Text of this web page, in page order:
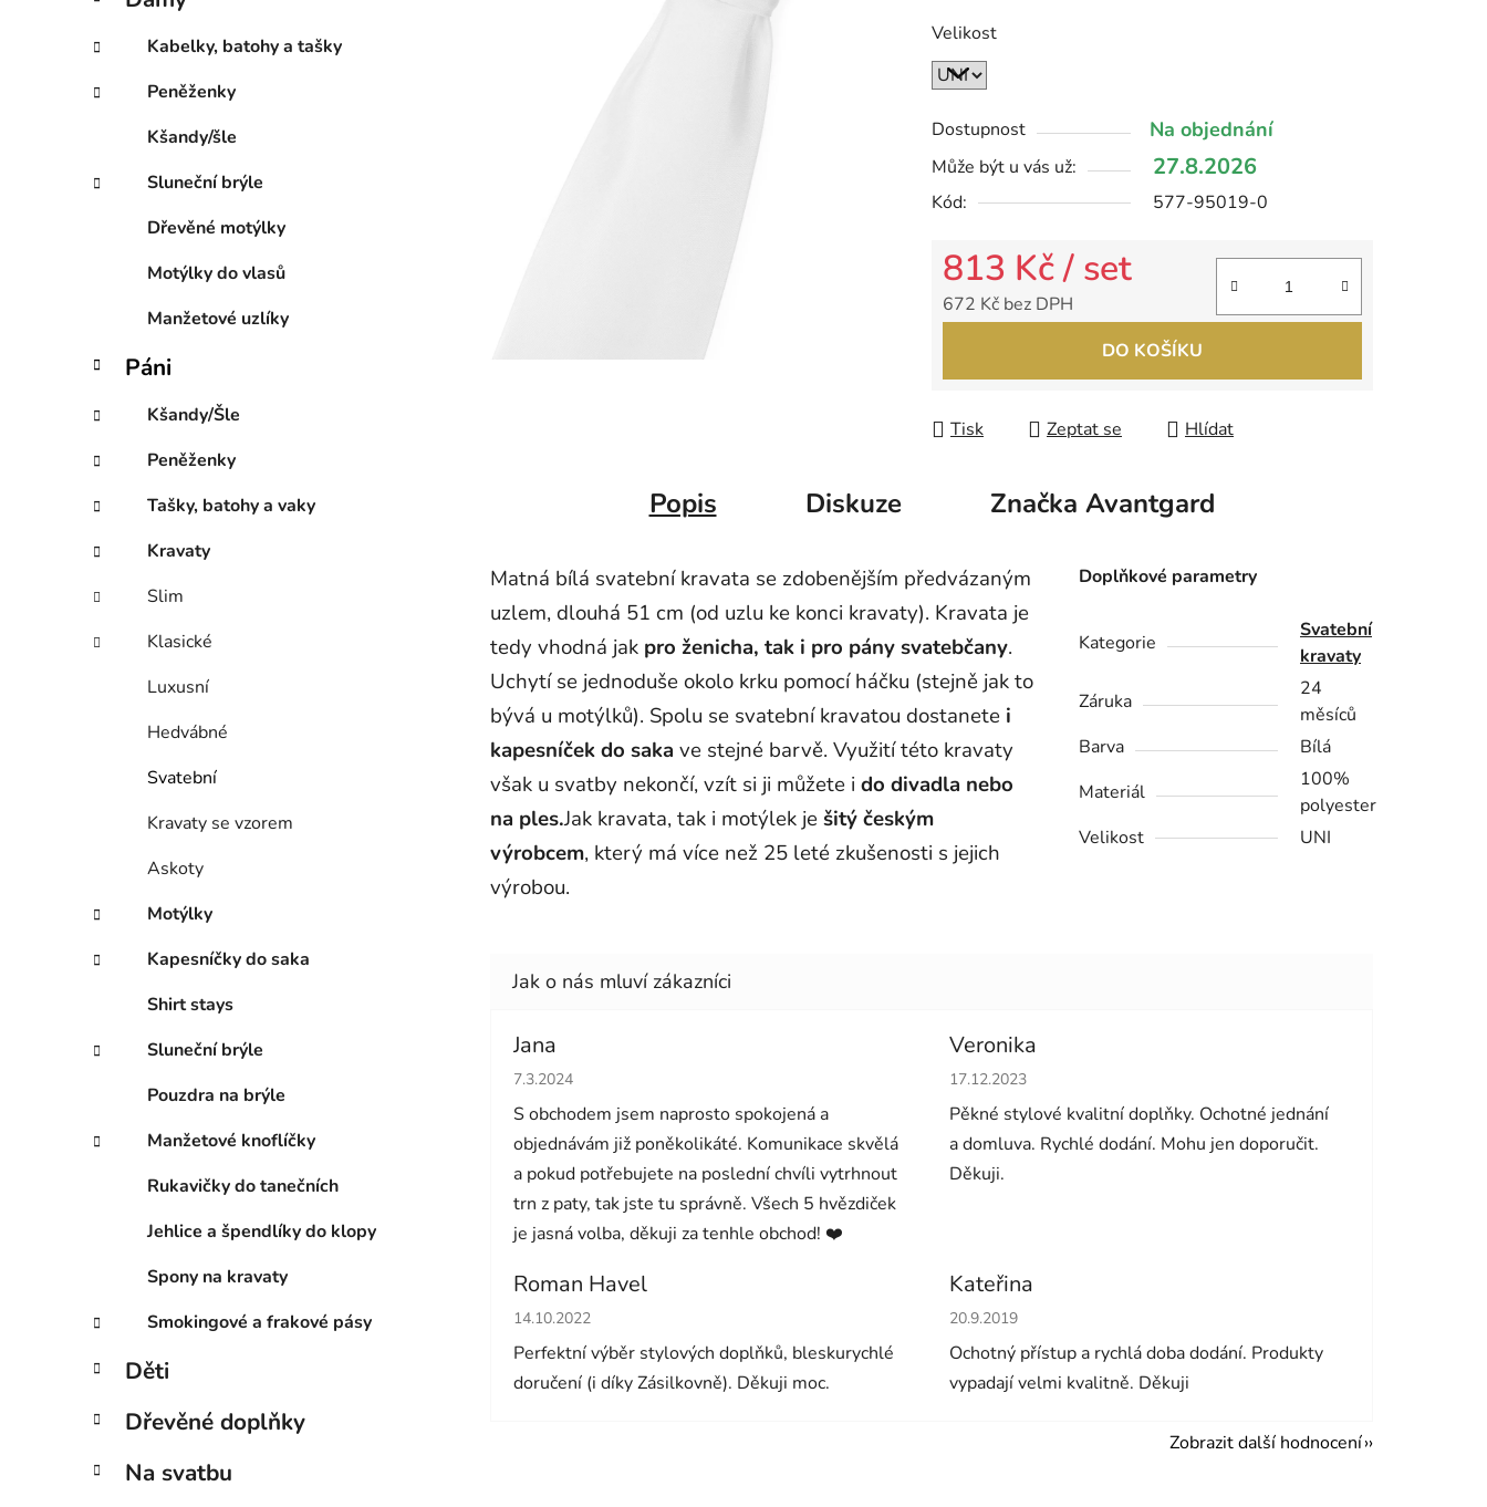
p
a
e
e
o
i
Kabelky, batohy a tašky
Peněženky
Kšandy/šle
Sluneční brýle
Dřevěné motýlky
Motýlky do vlasů
Manžetové uzlíky
Páni
Kšandy/Šle
Peněženky
Tašky, batohy a vaky
Kravaty
Slim
Klasické
Luxusní
Hedvábné
Svatební
Kravaty se vzorem
Askoty
Motýlky
Kapesníčky do saka
Shirt stays
Sluneční brýle
Pouzdra na brýle
Manžetové knoflíčky
Rukavičky do tanečních
Jehlice a špendlíky do klopy
Spony na kravaty
Smokingové a frakové pásy
Děti
Dřevěné doplňky
Na svatbu
5
hvězdiček.
Velikost
Dostupnost Na objednání
Může být u vás už: 27.8.2026
Kód: 577-95019-0
813 Kč/ set
672 Kč bez DPH
DO KOŠÍKU
Tisk Zeptat se Hlídat
Popis Diskuze Značka Avantgard
Matná bílá svatební kravata se zdobenějším předvázaným
uzlem, dlouhá 51 cm (od uzlu ke konci kravaty). Kravata je
tedy vhodná jak pro ženicha, tak i pro pány svatebčany.
Uchytí se jednoduše okolo krku pomocí háčku (stejně jak to
bývá u motýlků). Spolu se svatební kravatou dostanete i
kapesníček do saka ve stejné barvě. Využití této kravaty
však u svatby nekončí, vzít si ji můžete i do divadla nebo
na ples.Jak kravata, tak i motýlek je šitý českým
výrobcem, který má více než 25 leté zkušenosti s jejich
výrobou.
Doplňkové parametry
Kategorie
Svatební
kravaty
Záruka
24
měsíců
Barva
Bílá
Materiál
100%
polyester
Velikost
UNI
Jana
Hodnocení obchodu je 5 z 5 hvězdiček.
7.3.2024
S obchodem jsem naprosto spokojená a
objednávám již poněkolikáté. Komunikace skvělá
a pokud potřebujete na poslední chvíli vytrhnout
trn z paty, tak jste tu správně. Všech 5 hvězdiček
je jasná volba, děkuji za tenhle obchod! ❤️
Veronika
Hodnocení obchodu je 5 z 5 hvězdiček.
17.12.2023
Pěkné stylové kvalitní doplňky. Ochotné jednání
a domluva. Rychlé dodání. Mohu jen doporučit.
Děkuji.
Roman Havel
Hodnocení obchodu je 5 z 5 hvězdiček.
14.10.2022
Perfektní výběr stylových doplňků, bleskurychlé
doručení (i díky Zásilkovně). Děkuji moc.
Kateřina
Hodnocení obchodu je 5 z 5 hvězdiček.
20.9.2019
Ochotný přístup a rychlá doba dodání. Produkty
vypadají velmi kvalitně. Děkuji
Zobrazit další hodnocení